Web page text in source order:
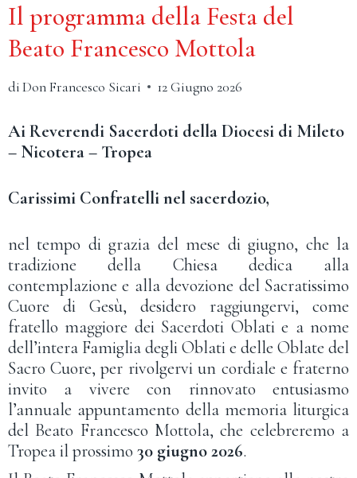
Il programma della Festa del
Beato Francesco Mottola
diDon Francesco Sicari 12 Giugno 2026
Ai Reverendi Sacerdoti della Diocesi di Mileto
– Nicotera – Tropea
Carissimi Confratelli nel sacerdozio,
nel tempo di grazia del mese di giugno, che la
tradizione della Chiesa dedica alla
contemplazione e alla devozione del Sacratissimo
Cuore di Gesù, desidero raggiungervi, come
fratello maggiore dei Sacerdoti Oblati e a nome
dell’intera Famiglia degli Oblati e delle Oblate del
Sacro Cuore, per rivolgervi un cordiale e fraterno
invito a vivere con rinnovato entusiasmo
l’annuale appuntamento della memoria liturgica
del Beato Francesco Mottola, che celebreremo a
Tropea il prossimo30 giugno 2026.